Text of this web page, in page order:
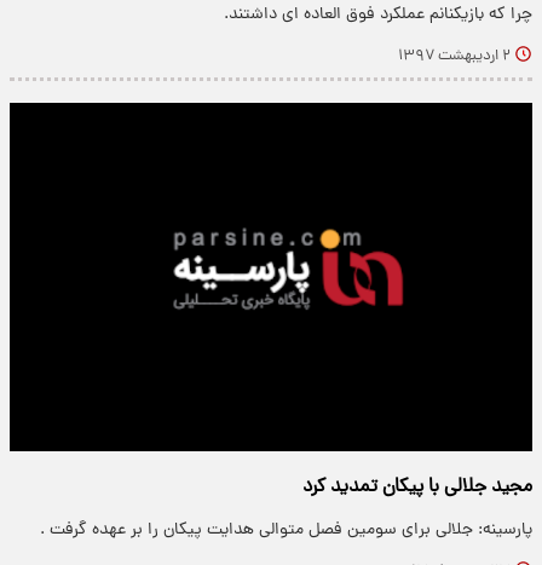
چرا که بازیکنانم عملکرد فوق العاده ای داشتند.
۲ اردیبهشت ۱۳۹۷
مجید جلالی با پیکان تمدید کرد
پارسینه: جلالی برای سومین فصل متوالی هدایت پیکان را بر عهده گرفت .